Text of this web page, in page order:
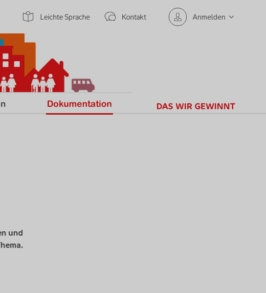
abschicken
Leichte Sprache Kontakt Anmelden
Dokumentation
und